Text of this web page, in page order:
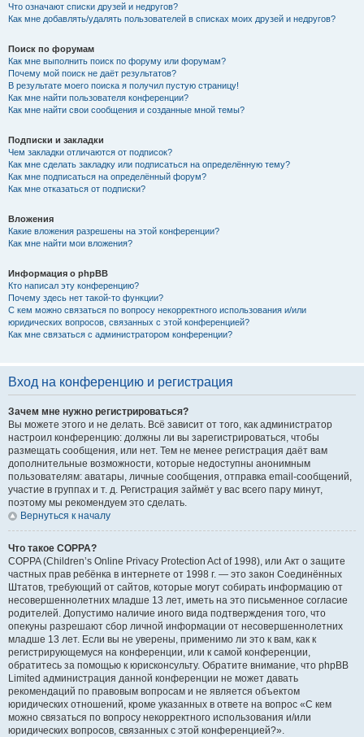
Что означают списки друзей и недругов?
Как мне добавлять/удалять пользователей в списках моих друзей и недругов?
Поиск по форумам
Как мне выполнить поиск по форуму или форумам?
Почему мой поиск не даёт результатов?
В результате моего поиска я получил пустую страницу!
Как мне найти пользователя конференции?
Как мне найти свои сообщения и созданные мной темы?
Подписки и закладки
Чем закладки отличаются от подписок?
Как мне сделать закладку или подписаться на определённую тему?
Как мне подписаться на определённый форум?
Как мне отказаться от подписки?
Вложения
Какие вложения разрешены на этой конференции?
Как мне найти мои вложения?
Информация о phpBB
Кто написал эту конференцию?
Почему здесь нет такой-то функции?
С кем можно связаться по вопросу некорректного использования и/или
юридических вопросов, связанных с этой конференцией?
Как мне связаться с администратором конференции?
Вход на конференцию и регистрация
Зачем мне нужно регистрироваться?
Вы можете этого и не делать. Всё зависит от того, как администратор
настроил конференцию: должны ли вы зарегистрироваться, чтобы
размещать сообщения, или нет. Тем не менее регистрация даёт вам
дополнительные возможности, которые недоступны анонимным
пользователям: аватары, личные сообщения, отправка email-сообщений,
участие в группах и т. д. Регистрация займёт у вас всего пару минут,
поэтому мы рекомендуем это сделать.
Вернуться к началу
Что такое COPPA?
COPPA (Children’s Online Privacy Protection Act of 1998), или Акт о защите
частных прав ребёнка в интернете от 1998 г. — это закон Соединённых
Штатов, требующий от сайтов, которые могут собирать информацию от
несовершеннолетних младше 13 лет, иметь на это письменное согласие
родителей. Допустимо наличие иного вида подтверждения того, что
опекуны разрешают сбор личной информации от несовершеннолетних
младше 13 лет. Если вы не уверены, применимо ли это к вам, как к
регистрирующемуся на конференции, или к самой конференции,
обратитесь за помощью к юрисконсульту. Обратите внимание, что phpBB
Limited администрация данной конференции не может давать
рекомендаций по правовым вопросам и не является объектом
юридических отношений, кроме указанных в ответе на вопрос «С кем
можно связаться по вопросу некорректного использования и/или
юридических вопросов, связанных с этой конференцией?».